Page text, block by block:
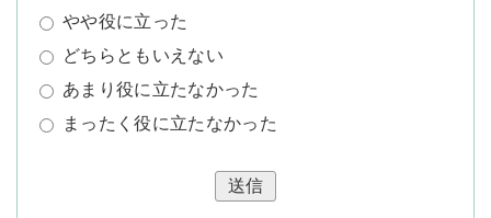
やや役に立った
どちらともいえない
あまり役に立たなかった
まったく役に立たなかった
送信